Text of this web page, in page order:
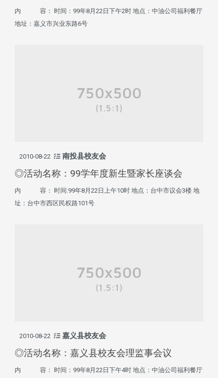
内 容： 时间：99年8月22日下午2时 地点：中油公司福利餐厅
地址：嘉义市兴业东路6号
2010-08-22 南投县校友会
◎活动名称：99学年度新生暨家长座谈会
内 容： 时间:99年8月22日上午10时 地点：台中市议会3楼 地
址：台中市西区民权路101号
2010-08-22 嘉义县校友会
◎活动名称：嘉义县校友会理监事会议
内 容： 时间：99年8月22日下午4时 地点：中油公司福利餐厅